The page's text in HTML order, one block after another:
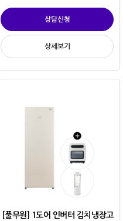
상담신청
상세보기
[풀무원] 1도어 인버터 김치냉장고